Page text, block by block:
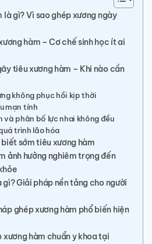
là gì? Vì sao ghép xương ngày
hàm – Cơ chế sinh học ít ai
tiêu xương hàm – Khi nào cần
không phục hồi kịp thời
mạn tính
và phân bố lực nhai không đều
trình lão hóa
biết sớm tiêu xương hàm
ảnh hưởng nghiêm trọng đến
gì? Giải pháp nền tảng cho người
ghép xương hàm phổ biến hiện
xương hàm chuẩn y khoa tại